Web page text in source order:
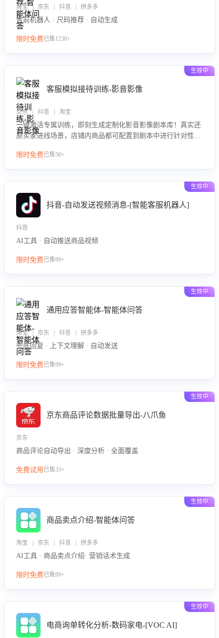
淘宝 | 京东 | 抖音 | 拼多多
售前机器人 · 尺码推荐 · 自动生成
限时免费已售1230+
生效中
客服模拟接待训练-影音影像
京东 | 抖音 | 淘宝
一键激活专属训练，即刻生成定制化影音影像剧本库！真实还
原买家进线场景，店铺内商品都可配置到剧本中进行针对性训
即开通”，快速获取影音影像类目剧本，一键开启客服培训。
限时免费已售50+
生效中
抖音-自动发送视频消息-[智能客服机器人]
抖音
AI工具 · 自动推送商品视频
限时免费已售99+
生效中
通用应答智能体-智能体问答
淘宝 | 京东 | 抖音 | 拼多多
兜底回复 · 上下文理解 · 自动发送
限时免费已售99+
生效中
京东商品评论数据批量导出-八爪鱼
京东
商品评论自动导出 · 深度分析 · 全面覆盖
免费试用 已售33+
生效中
商品卖点介绍-智能体问答
淘宝 | 京东 | 抖音 | 拼多多
AI工具 · 商品卖点介绍· 营销话术生成
限时免费已售99+
生效中
电商询单转化分析-数码家电-[VOC AI]